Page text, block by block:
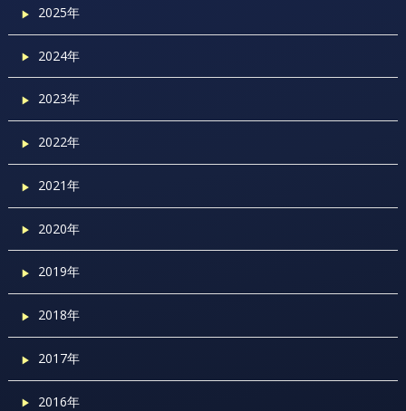
2025年
2024年
2023年
2022年
2021年
2020年
2019年
2018年
2017年
2016年